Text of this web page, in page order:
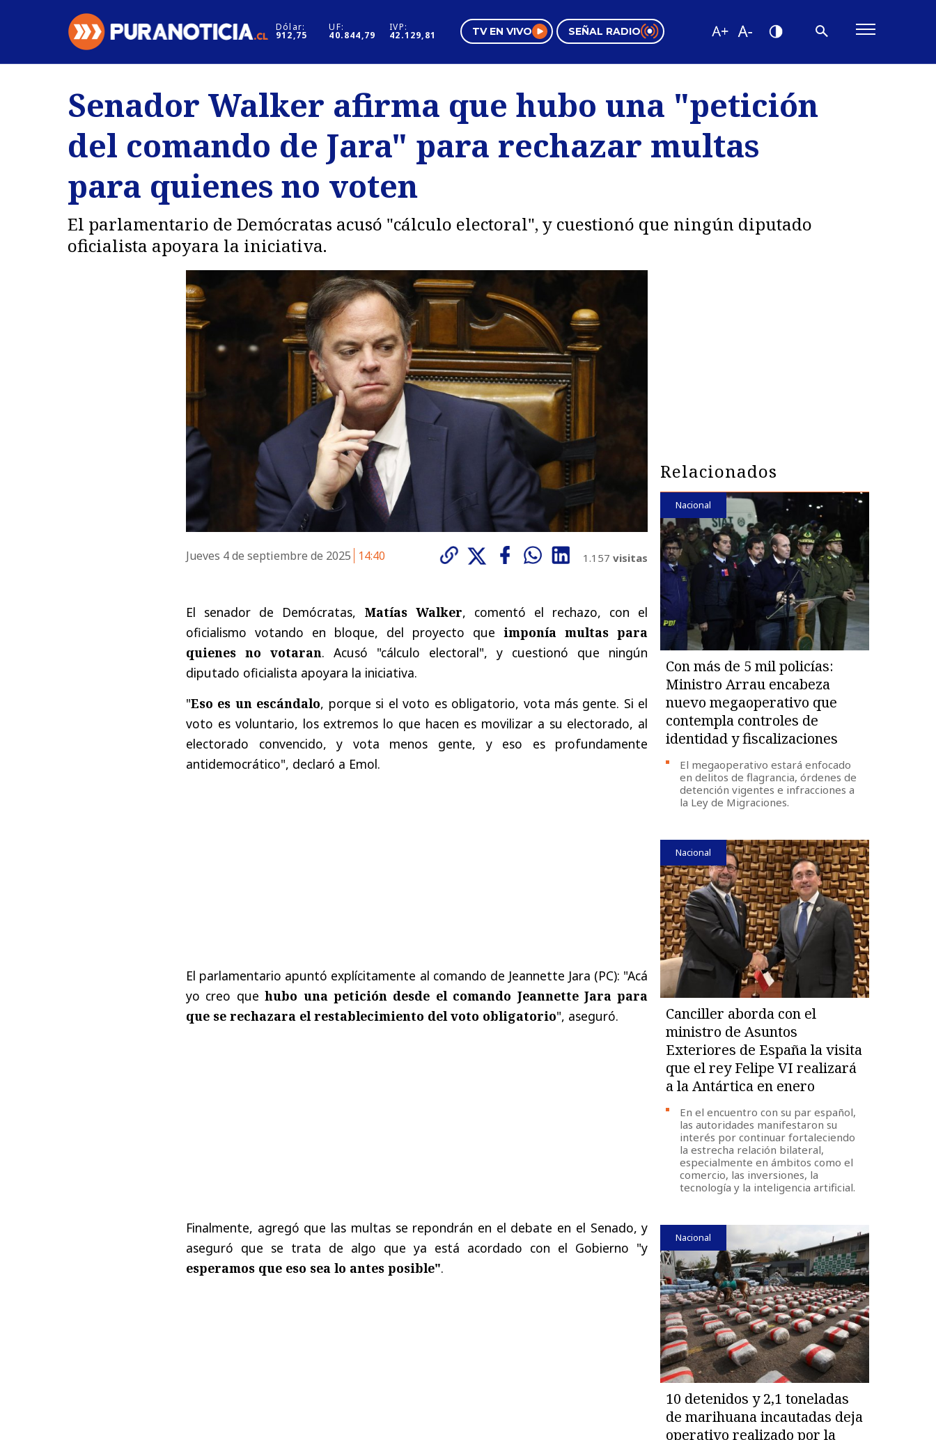
Dólar:
912,75
UF:
40.844,79
IVP:
42.129,81 TV EN VIVO SEÑAL RADIO
Regiones
Deportes
Internacional
Motores
Negocios
Pura Mujer
Tendencias
Videos
Senador Walker afirma que hubo una "petición
del comando de Jara" para rechazar multas
para quienes no voten
El parlamentario de Demócratas acusó "cálculo electoral", y cuestionó que ningún diputado
oficialista apoyara la iniciativa.
Jueves 4 de septiembre de 2025 14:40 1.157 visitas
El senador de Demócratas, Matías Walker, comentó el rechazo, con el
oficialismo votando en bloque, del proyecto queimponía multas para
quienes no votaran. Acusó "cálculo electoral", y cuestionó que ningún
diputado oficialista apoyara la iniciativa.
"Eso es un escándalo, porque si el voto es obligatorio, vota más gente. Si el
voto es voluntario, los extremos lo que hacen es movilizar a su electorado, al
electorado convencido, y vota menos gente, y eso es profundamente
antidemocrático", declaró a Emol.
El parlamentario apuntó explícitamente al comando de Jeannette Jara (PC): "Acá
yo creo quehubo una petición desde el comando Jeannette Jara para
que se rechazara el restablecimiento del voto obligatorio", aseguró.
Finalmente, agregó que las multas se repondrán en el debate en el Senado, y
aseguró que se trata de algo que ya está acordado con el Gobierno "y
esperamos que eso sea lo antes posible".
Relacionados
Nacional
Con más de 5 mil policías:
Ministro Arrau encabeza
nuevo megaoperativo que
contempla controles de
identidad y fiscalizaciones
El megaoperativo estará enfocado
en delitos de flagrancia, órdenes de
detención vigentes e infracciones a
la Ley de Migraciones.
Nacional
Canciller aborda con el
ministro de Asuntos
Exteriores de España la visita
que el rey Felipe VI realizará
a la Antártica en enero
En el encuentro con su par español,
las autoridades manifestaron su
interés por continuar fortaleciendo
la estrecha relación bilateral,
especialmente en ámbitos como el
comercio, las inversiones, la
tecnología y la inteligencia artificial.
Nacional
10 detenidos y 2,1 toneladas
de marihuana incautadas deja
operativo realizado por la